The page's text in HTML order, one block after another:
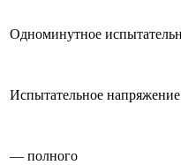
Одноминутное
Испытательное
— полного